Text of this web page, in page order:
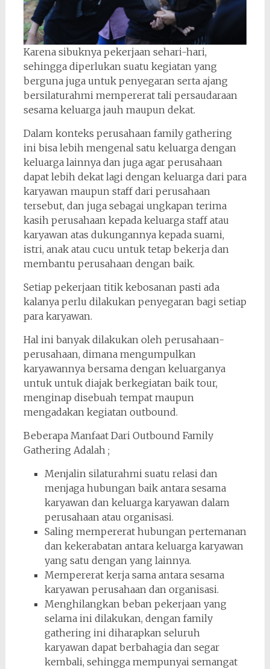
Karena sibuknya pekerjaan sehari-hari,
sehingga diperlukan suatu kegiatan yang
berguna juga untuk penyegaran serta ajang
bersilaturahmi mempererat tali persaudaraan
sesama keluarga jauh maupun dekat.
Dalam konteks perusahaan family gathering
ini bisa lebih mengenal satu keluarga dengan
keluarga lainnya dan juga agar perusahaan
dapat lebih dekat lagi dengan keluarga dari para
karyawan maupun staff dari perusahaan
tersebut, dan juga sebagai ungkapan terima
kasih perusahaan kepada keluarga staff atau
karyawan atas dukungannya kepada suami,
istri, anak atau cucu untuk tetap bekerja dan
membantu perusahaan dengan baik.
Setiap pekerjaan titik kebosanan pasti ada
kalanya perlu dilakukan penyegaran bagi setiap
para karyawan.
Hal ini banyak dilakukan oleh perusahaan-
perusahaan, dimana mengumpulkan
karyawannya bersama dengan keluarganya
untuk untuk diajak berkegiatan baik tour,
menginap disebuah tempat maupun
mengadakan kegiatan outbound.
Beberapa Manfaat Dari Outbound Family
Gathering Adalah ;
Menjalin silaturahmi suatu relasi dan
menjaga hubungan baik antara sesama
karyawan dan keluarga karyawan dalam
perusahaan atau organisasi.
Saling mempererat hubungan pertemanan
dan kekerabatan antara keluarga karyawan
yang satu dengan yang lainnya.
Mempererat kerja sama antara sesama
karyawan perusahaan dan organisasi.
Menghilangkan beban pekerjaan yang
selama ini dilakukan, dengan family
gathering ini diharapkan seluruh
karyawan dapat berbahagia dan segar
kembali, sehingga mempunyai semangat